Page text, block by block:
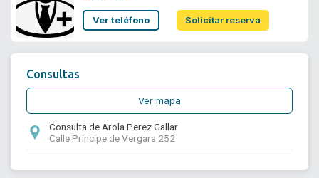
Soporte
Ver teléfono Solicitar reserva
Consultas
Ver mapa
Consulta de Arola Perez Gallar
Calle Principe de Vergara 252